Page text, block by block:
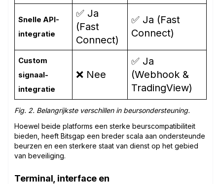
Snelle API-
integratie
✅ Ja
(Fast
Connect)
✅ Ja (Fast
Connect)
Custom
signaal-
integratie
❌ Nee
✅ Ja
(Webhook &
TradingView)
Fig. 2. Belangrijkste verschillen in beursondersteuning.
Hoewel beide platforms een sterke beurscompatibiliteit
bieden, heeft Bitsgap een breder scala aan ondersteunde
beurzen en een sterkere staat van dienst op het gebied
van beveiliging.
Terminal, interface en